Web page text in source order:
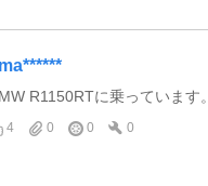
R1150RTに乗っています。
4 0 0 0